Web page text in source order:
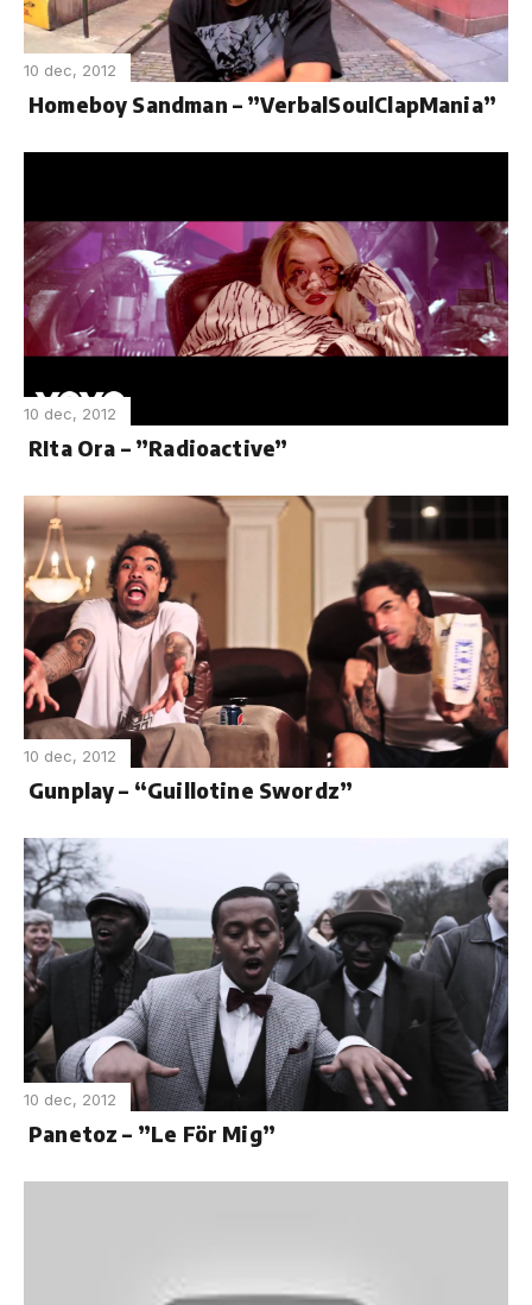
10 dec, 2012
Homeboy Sandman – ”VerbalSoulClapMania”
10 dec, 2012
RIta Ora – ”Radioactive”
10 dec, 2012
Gunplay – “Guillotine Swordz”
10 dec, 2012
Panetoz – ”Le För Mig”